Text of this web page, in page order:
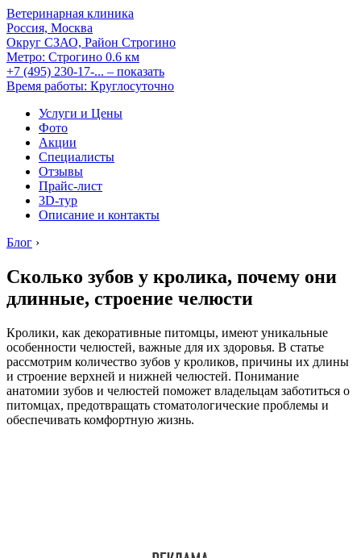
Ветеринарная клиника
Россия, Москва
Округ СЗАО, Район Строгино
Метро: Строгино 0.6 км
+7 (495) 230-17-... – показать
Время работы: Круглосуточно
Услуги и Цены
Фото
Акции
Специалисты
Отзывы
Прайс-лист
3D-тур
Описание и контакты
Блог ›
Сколько зубов у кролика, почему они
длинные, строение челюсти
Кролики, как декоративные питомцы, имеют уникальные
особенности челюстей, важные для их здоровья. В статье
рассмотрим количество зубов у кроликов, причины их длины
и строение верхней и нижней челюстей. Понимание
анатомии зубов и челюстей поможет владельцам заботиться о
питомцах, предотвращать стоматологические проблемы и
обеспечивать комфортную жизнь.